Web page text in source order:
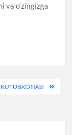
va o‘zingizga